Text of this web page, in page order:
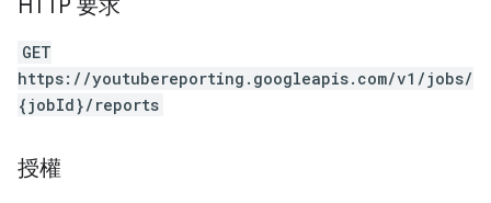
HTTP 要求
GET
https://youtubereporting.googleapis.com/v1/jobs/
{jobId}/reports
授權